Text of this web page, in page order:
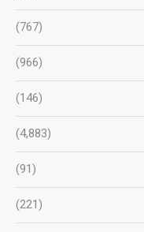
(767)
(966)
(146)
(4,883)
(91)
(221)